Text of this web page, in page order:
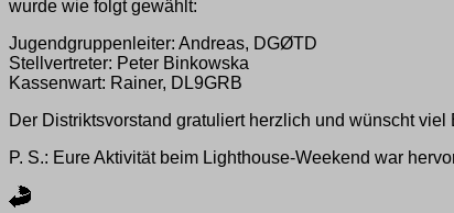
wurde wie folgt gewählt:
Jugendgruppenleiter: Andreas, DGØTD
Stellvertreter: Peter Binkowska
Kassenwart: Rainer, DL9GRB
Der Distriktsvorstand gratuliert herzlich und wünscht
P. S.: Eure Aktivität beim Lighthouse-Weekend war